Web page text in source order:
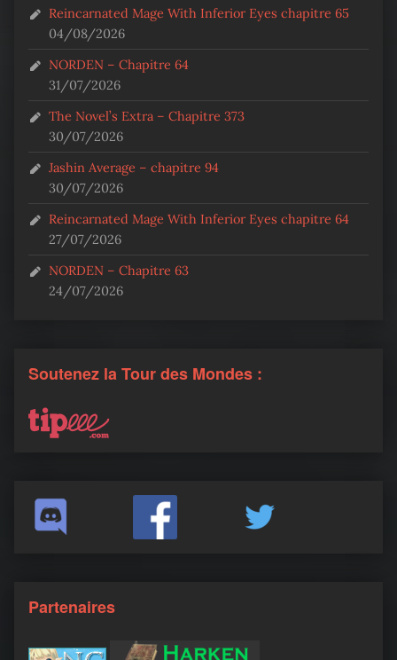
Reincarnated Mage With Inferior Eyes chapitre 65
04/08/2026
NORDEN – Chapitre 64
31/07/2026
The Novel’s Extra – Chapitre 373
30/07/2026
Jashin Average – chapitre 94
30/07/2026
Reincarnated Mage With Inferior Eyes chapitre 64
27/07/2026
NORDEN – Chapitre 63
24/07/2026
Soutenez la Tour des Mondes :
Partenaires